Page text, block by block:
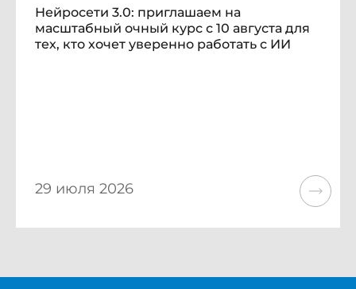
Нейросети 3.0: приглашаем на
масштабный очный курс с 10 августа для
тех, кто хочет уверенно работать с ИИ
29 июля 2026